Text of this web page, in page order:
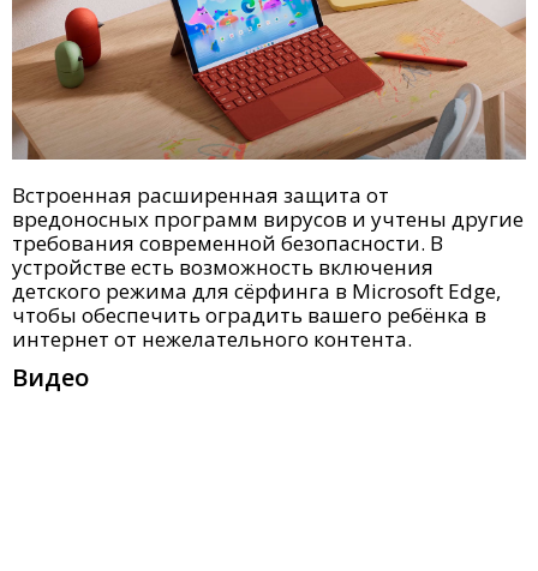
Встроенная расширенная защита от
вредоносных программ вирусов и учтены другие
требования современной безопасности. В
устройстве есть возможность включения
детского режима для сёрфинга в Microsoft Edge,
чтобы обеспечить оградить вашего ребёнка в
интернет от нежелательного контента.
Видео